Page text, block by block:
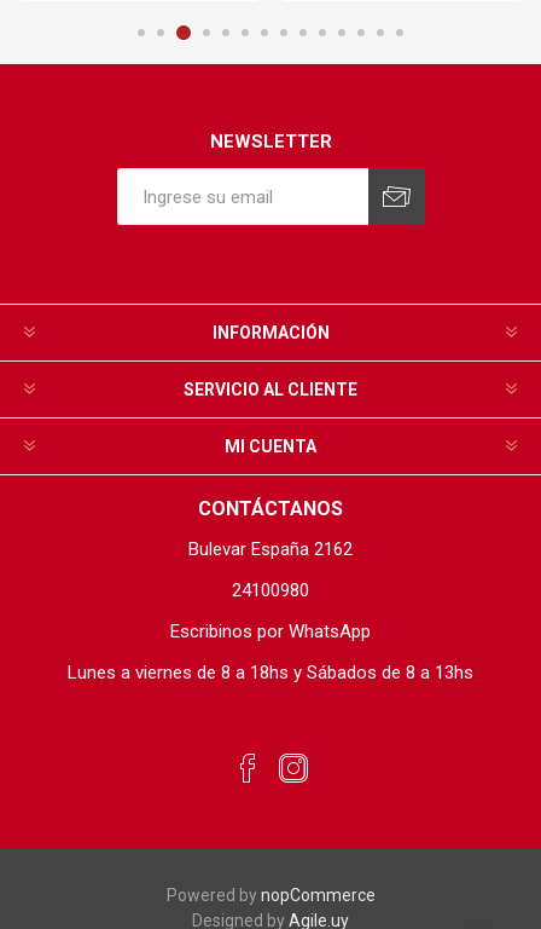
NEWSLETTER
INFORMACIÓN
SERVICIO AL CLIENTE
MI CUENTA
CONTÁCTANOS
Bulevar España 2162
24100980
Escribinos por WhatsApp
Lunes a viernes de 8 a 18hs y Sábados de 8 a 13hs
Powered bynopCommerce
Designed byAgile.uy